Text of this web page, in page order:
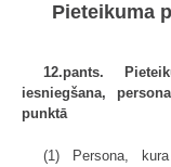
Pieteikuma
12.pants.
iesniegšana,
punktā
(1) Persona,